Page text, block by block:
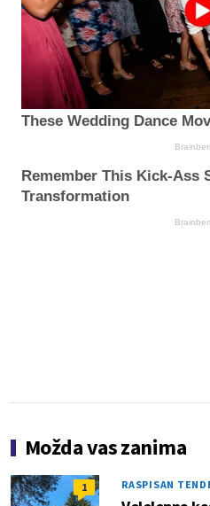
These Wedding Dance
Remember This Kick-Ass
Transformation
Možda vas zanima
1 RASPISAN